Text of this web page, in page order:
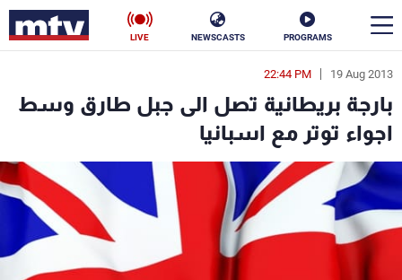
PROGRAMS
NEWSCASTS
LIVE
19 Aug 2013
22:44 PM
بارجة بريطانية تصل الى جبل طارق وسط
اجواء توتر مع اسبانيا
en
الأخبار
سياسة ناس
إقتصاد فن
منوعات رياضة